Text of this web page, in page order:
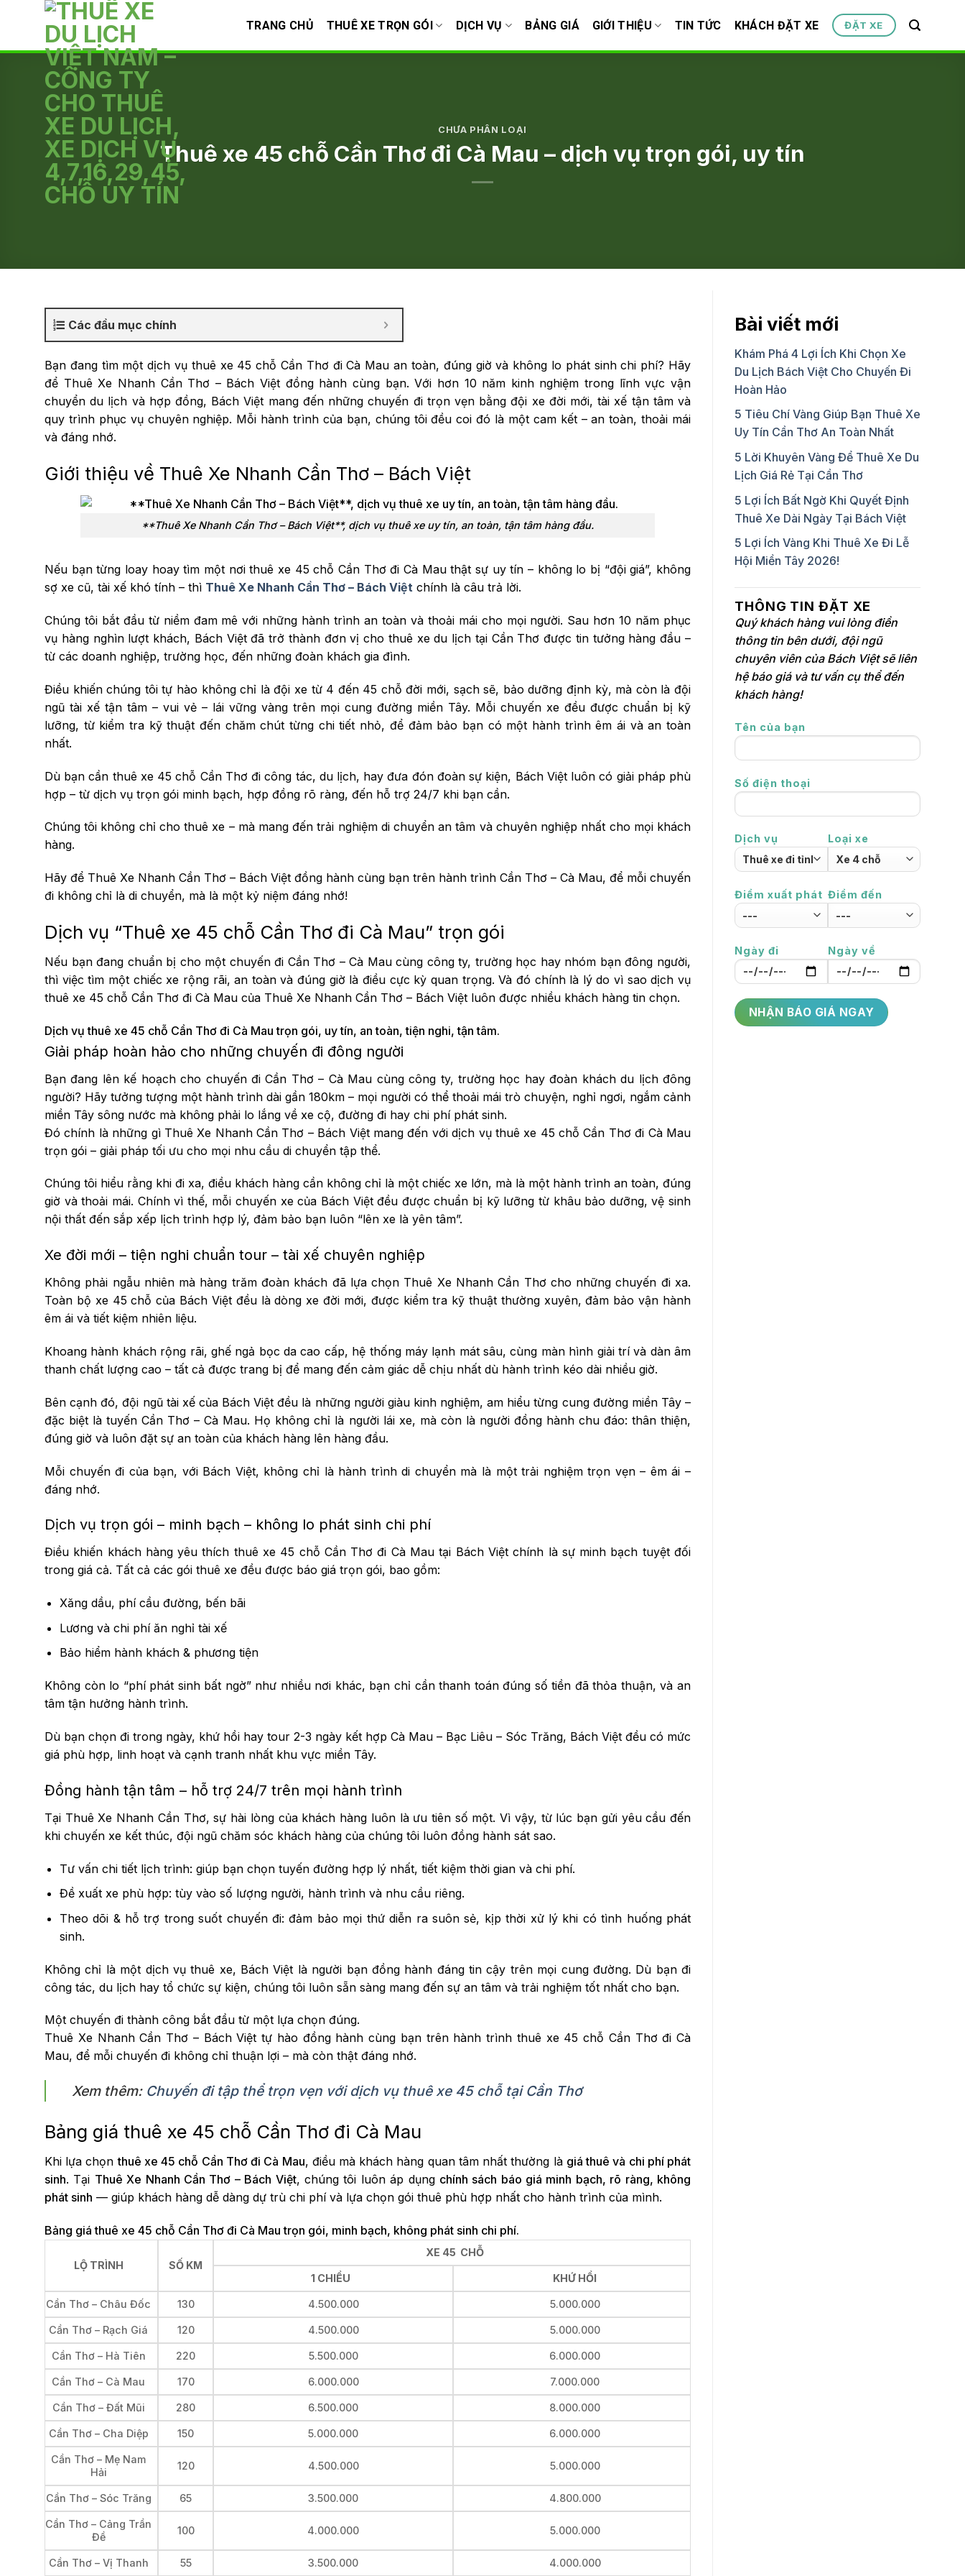
TRANG CHỦ THUÊ XE TRỌN GÓI DỊCH VỤ BẢNG GIÁ GIỚI THIỆU TIN TỨC KHÁCH ĐẶT XE ĐẶT XE
CHƯA PHÂN LOẠI
Thuê xe 45 chỗ Cần Thơ đi Cà Mau – dịch vụ trọn gói, uy tín
Các đầu mục chính
Bạn đang tìm một dịch vụ thuê xe 45 chỗ Cần Thơ đi Cà Mau an toàn, đúng giờ và không lo phát sinh chi phí? Hãy
để Thuê Xe Nhanh Cần Thơ – Bách Việt đồng hành cùng bạn. Với hơn 10 năm kinh nghiệm trong lĩnh vực vận
chuyển du lịch và hợp đồng, Bách Việt mang đến những chuyến đi trọn vẹn bằng đội xe đời mới, tài xế tận tâm và
quy trình phục vụ chuyên nghiệp. Mỗi hành trình của bạn, chúng tôi đều coi đó là một cam kết – an toàn, thoải mái
và đáng nhớ.
Giới thiệu về Thuê Xe Nhanh Cần Thơ – Bách Việt
**Thuê Xe Nhanh Cần Thơ – Bách Việt**, dịch vụ thuê xe uy tín, an toàn, tận tâm hàng đầu.
Nếu bạn từng loay hoay tìm một nơi thuê xe 45 chỗ Cần Thơ đi Cà Mau thật sự uy tín – không lo bị “đội giá”, không
sợ xe cũ, tài xế khó tính – thì Thuê Xe Nhanh Cần Thơ – Bách Việt chính là câu trả lời.
Chúng tôi bắt đầu từ niềm đam mê với những hành trình an toàn và thoải mái cho mọi người. Sau hơn 10 năm phục
vụ hàng nghìn lượt khách, Bách Việt đã trở thành đơn vị cho thuê xe du lịch tại Cần Thơ được tin tưởng hàng đầu –
từ các doanh nghiệp, trường học, đến những đoàn khách gia đình.
Điều khiến chúng tôi tự hào không chỉ là đội xe từ 4 đến 45 chỗ đời mới, sạch sẽ, bảo dưỡng định kỳ, mà còn là đội
ngũ tài xế tận tâm – vui vẻ – lái vững vàng trên mọi cung đường miền Tây. Mỗi chuyến xe đều được chuẩn bị kỹ
lưỡng, từ kiểm tra kỹ thuật đến chăm chút từng chi tiết nhỏ, để đảm bảo bạn có một hành trình êm ái và an toàn
nhất.
Dù bạn cần thuê xe 45 chỗ Cần Thơ đi công tác, du lịch, hay đưa đón đoàn sự kiện, Bách Việt luôn có giải pháp phù
hợp – từ dịch vụ trọn gói minh bạch, hợp đồng rõ ràng, đến hỗ trợ 24/7 khi bạn cần.
Chúng tôi không chỉ cho thuê xe – mà mang đến trải nghiệm di chuyển an tâm và chuyên nghiệp nhất cho mọi khách
hàng.
Hãy để Thuê Xe Nhanh Cần Thơ – Bách Việt đồng hành cùng bạn trên hành trình Cần Thơ – Cà Mau, để mỗi chuyến
đi không chỉ là di chuyển, mà là một kỷ niệm đáng nhớ!
Dịch vụ “Thuê xe 45 chỗ Cần Thơ đi Cà Mau” trọn gói
Nếu bạn đang chuẩn bị cho một chuyến đi Cần Thơ – Cà Mau cùng công ty, trường học hay nhóm bạn đông người,
thì việc tìm một chiếc xe rộng rãi, an toàn và đúng giờ là điều cực kỳ quan trọng. Và đó chính là lý do vì sao dịch vụ
thuê xe 45 chỗ Cần Thơ đi Cà Mau của Thuê Xe Nhanh Cần Thơ – Bách Việt luôn được nhiều khách hàng tin chọn.
Dịch vụ thuê xe 45 chỗ Cần Thơ đi Cà Mau trọn gói, uy tín, an toàn, tiện nghi, tận tâm.
Giải pháp hoàn hảo cho những chuyến đi đông người
Bạn đang lên kế hoạch cho chuyến đi Cần Thơ – Cà Mau cùng công ty, trường học hay đoàn khách du lịch đông
người? Hãy tưởng tượng một hành trình dài gần 180km – mọi người có thể thoải mái trò chuyện, nghỉ ngơi, ngắm cảnh
miền Tây sông nước mà không phải lo lắng về xe cộ, đường đi hay chi phí phát sinh.
Đó chính là những gì Thuê Xe Nhanh Cần Thơ – Bách Việt mang đến với dịch vụ thuê xe 45 chỗ Cần Thơ đi Cà Mau
trọn gói – giải pháp tối ưu cho mọi nhu cầu di chuyển tập thể.
Chúng tôi hiểu rằng khi đi xa, điều khách hàng cần không chỉ là một chiếc xe lớn, mà là một hành trình an toàn, đúng
giờ và thoải mái. Chính vì thế, mỗi chuyến xe của Bách Việt đều được chuẩn bị kỹ lưỡng từ khâu bảo dưỡng, vệ sinh
nội thất đến sắp xếp lịch trình hợp lý, đảm bảo bạn luôn “lên xe là yên tâm”.
Xe đời mới – tiện nghi chuẩn tour – tài xế chuyên nghiệp
Không phải ngẫu nhiên mà hàng trăm đoàn khách đã lựa chọn Thuê Xe Nhanh Cần Thơ cho những chuyến đi xa.
Toàn bộ xe 45 chỗ của Bách Việt đều là dòng xe đời mới, được kiểm tra kỹ thuật thường xuyên, đảm bảo vận hành
êm ái và tiết kiệm nhiên liệu.
Khoang hành khách rộng rãi, ghế ngả bọc da cao cấp, hệ thống máy lạnh mát sâu, cùng màn hình giải trí và dàn âm
thanh chất lượng cao – tất cả được trang bị để mang đến cảm giác dễ chịu nhất dù hành trình kéo dài nhiều giờ.
Bên cạnh đó, đội ngũ tài xế của Bách Việt đều là những người giàu kinh nghiệm, am hiểu từng cung đường miền Tây –
đặc biệt là tuyến Cần Thơ – Cà Mau. Họ không chỉ là người lái xe, mà còn là người đồng hành chu đáo: thân thiện,
đúng giờ và luôn đặt sự an toàn của khách hàng lên hàng đầu.
Mỗi chuyến đi của bạn, với Bách Việt, không chỉ là hành trình di chuyển mà là một trải nghiệm trọn vẹn – êm ái –
đáng nhớ.
Dịch vụ trọn gói – minh bạch – không lo phát sinh chi phí
Điều khiến khách hàng yêu thích thuê xe 45 chỗ Cần Thơ đi Cà Mau tại Bách Việt chính là sự minh bạch tuyệt đối
trong giá cả. Tất cả các gói thuê xe đều được báo giá trọn gói, bao gồm:
Xăng dầu, phí cầu đường, bến bãi
Lương và chi phí ăn nghỉ tài xế
Bảo hiểm hành khách & phương tiện
Không còn lo “phí phát sinh bất ngờ” như nhiều nơi khác, bạn chỉ cần thanh toán đúng số tiền đã thỏa thuận, và an
tâm tận hưởng hành trình.
Dù bạn chọn đi trong ngày, khứ hồi hay tour 2-3 ngày kết hợp Cà Mau – Bạc Liêu – Sóc Trăng, Bách Việt đều có mức
giá phù hợp, linh hoạt và cạnh tranh nhất khu vực miền Tây.
Đồng hành tận tâm – hỗ trợ 24/7 trên mọi hành trình
Tại Thuê Xe Nhanh Cần Thơ, sự hài lòng của khách hàng luôn là ưu tiên số một. Vì vậy, từ lúc bạn gửi yêu cầu đến
khi chuyến xe kết thúc, đội ngũ chăm sóc khách hàng của chúng tôi luôn đồng hành sát sao.
Tư vấn chi tiết lịch trình: giúp bạn chọn tuyến đường hợp lý nhất, tiết kiệm thời gian và chi phí.
Đề xuất xe phù hợp: tùy vào số lượng người, hành trình và nhu cầu riêng.
Theo dõi & hỗ trợ trong suốt chuyến đi: đảm bảo mọi thứ diễn ra suôn sẻ, kịp thời xử lý khi có tình huống phát
sinh.
Không chỉ là một dịch vụ thuê xe, Bách Việt là người bạn đồng hành đáng tin cậy trên mọi cung đường. Dù bạn đi
công tác, du lịch hay tổ chức sự kiện, chúng tôi luôn sẵn sàng mang đến sự an tâm và trải nghiệm tốt nhất cho bạn.
Một chuyến đi thành công bắt đầu từ một lựa chọn đúng.
Thuê Xe Nhanh Cần Thơ – Bách Việt tự hào đồng hành cùng bạn trên hành trình thuê xe 45 chỗ Cần Thơ đi Cà
Mau, để mỗi chuyến đi không chỉ thuận lợi – mà còn thật đáng nhớ.
Xem thêm: Chuyến đi tập thể trọn vẹn với dịch vụ thuê xe 45 chỗ tại Cần Thơ
Bảng giá thuê xe 45 chỗ Cần Thơ đi Cà Mau
Khi lựa chọnthuê xe 45 chỗ Cần Thơ đi Cà Mau, điều mà khách hàng quan tâm nhất thường là giá thuê và chi phí phát
sinh. Tại Thuê Xe Nhanh Cần Thơ – Bách Việt, chúng tôi luôn áp dụng chính sách báo giá minh bạch, rõ ràng, không
phát sinh — giúp khách hàng dễ dàng dự trù chi phí và lựa chọn gói thuê phù hợp nhất cho hành trình của mình.
Bảng giá thuê xe 45 chỗ Cần Thơ đi Cà Mau trọn gói, minh bạch, không phát sinh chi phí.
LỘ TRÌNH SỐ KM
XE 45 CHỖ
1 CHIỀU KHỨ HỒI
Cần Thơ – Châu Đốc 130 4.500.000 5.000.000
Cần Thơ – Rạch Giá 120 4.500.000 5.000.000
Cần Thơ – Hà Tiên 220 5.500.000 6.000.000
Cần Thơ – Cà Mau 170 6.000.000 7.000.000
Cần Thơ – Đất Mũi 280 6.500.000 8.000.000
Cần Thơ – Cha Diệp 150 5.000.000 6.000.000
Cần Thơ – Mẹ Nam
Hải
120 4.500.000 5.000.000
Cần Thơ – Sóc Trăng 65 3.500.000 4.800.000
Cần Thơ – Cảng Trần
Đề
100 4.000.000 5.000.000
Cần Thơ – Vị Thanh 55 3.500.000 4.000.000
Bài viết mới
Khám Phá 4 Lợi Ích Khi Chọn Xe
Du Lịch Bách Việt Cho Chuyến Đi
Hoàn Hảo
5 Tiêu Chí Vàng Giúp Bạn Thuê Xe
Uy Tín Cần Thơ An Toàn Nhất
5 Lời Khuyên Vàng Để Thuê Xe Du
Lịch Giá Rẻ Tại Cần Thơ
5 Lợi Ích Bất Ngờ Khi Quyết Định
Thuê Xe Dài Ngày Tại Bách Việt
5 Lợi Ích Vàng Khi Thuê Xe Đi Lễ
Hội Miền Tây 2026!
THÔNG TIN ĐẶT XE
Quý khách hàng vui lòng điền
thông tin bên dưới, đội ngũ
chuyên viên của Bách Việt sẽ liên
hệ báo giá và tư vấn cụ thể đến
khách hàng!
Tên của bạn
Số điện thoại
Dịch vụ Loại xe
Điểm xuất phát Điểm đến
Ngày đi Ngày về